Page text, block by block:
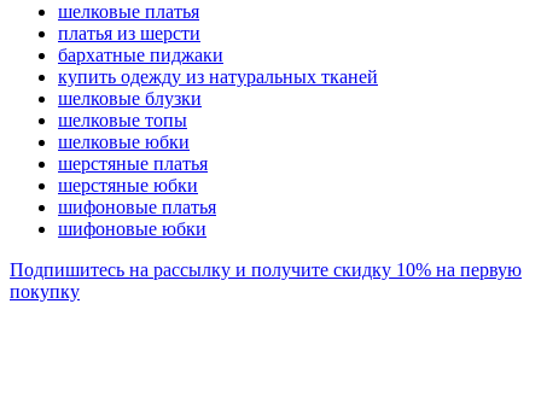
шелковые платья
платья из шерсти
бархатные пиджаки
купить одежду из натуральных тканей
шелковые блузки
шелковые топы
шелковые юбки
шерстяные платья
шерстяные юбки
шифоновые платья
шифоновые юбки
Подпишитесь на рассылку и получите скидку 10% на первую
покупку